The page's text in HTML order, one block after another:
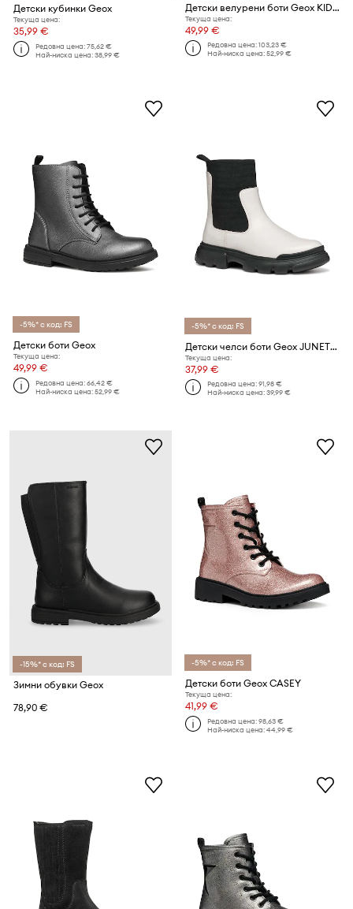
Детски кубинки Geox
Текуща цена:
35,99 €
Редовна цена:75,62 €
Най-ниска цена:38,99 €
Детски велурени боти Geox KIDDARTAH
Текуща цена:
49,99 €
Редовна цена:103,23 €
Най-ниска цена:52,99 €
-5%* с код: FS
Детски боти Geox
Текуща цена:
49,99 €
Редовна цена:66,42 €
Най-ниска цена:52,99 €
-5%* с код: FS
Детски челси боти Geox JUNETTE
Текуща цена:
37,99 €
Редовна цена:91,98 €
Най-ниска цена:39,99 €
-15%* с код: FS
Зимни обувки Geox
78,90 €
-5%* с код: FS
Детски боти Geox CASEY
Текуща цена:
41,99 €
Редовна цена:98,63 €
Най-ниска цена:44,99 €